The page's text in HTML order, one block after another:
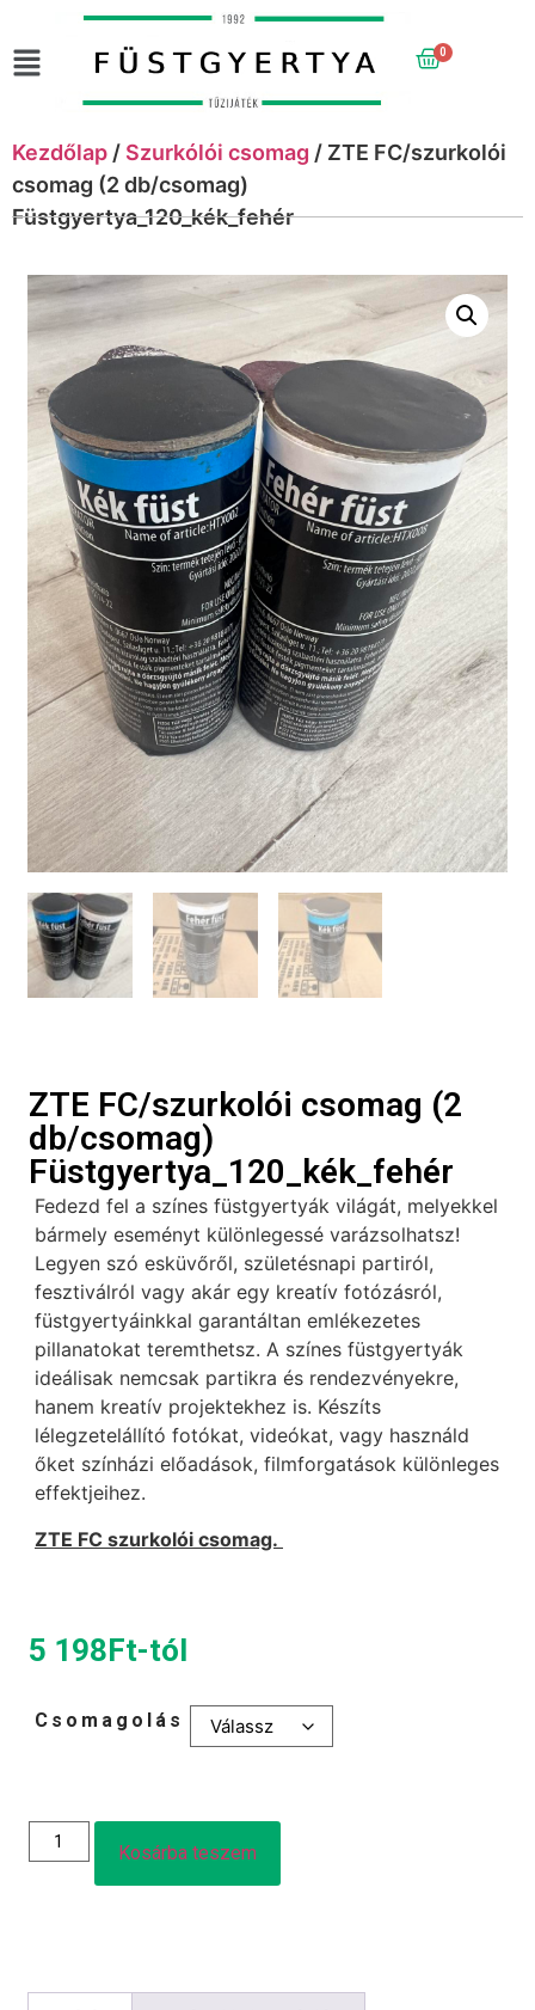
0
Kezdőlap / Szurkólói csomag / ZTE FC/szurkolói
csomag (2 db/csomag)
Füstgyertya_120_kék_fehér
ZTE FC/szurkolói csomag (2
db/csomag)
Füstgyertya_120_kék_fehér
Fedezd fel a színes füstgyertyák világát, melyekkel
bármely eseményt különlegessé varázsolhatsz!
Legyen szó esküvőről, születésnapi partiról,
fesztiválról vagy akár egy kreatív fotózásról,
füstgyertyáinkkal garantáltan emlékezetes
pillanatokat teremthetsz. A színes füstgyertyák
ideálisak nemcsak partikra és rendezvényekre,
hanem kreatív projektekhez is. Készíts
lélegzetelállító fotókat, videókat, vagy használd
őket színházi előadások, filmforgatások különleges
effektjeihez.
ZTE FC szurkolói csomag.
5 198Ft-tól
Csomagolás
Kosárba teszem